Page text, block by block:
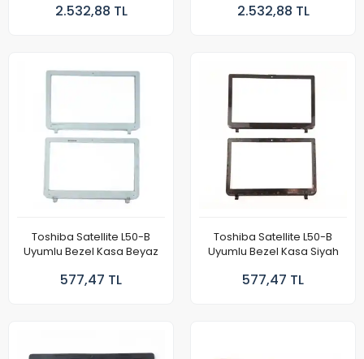
2.532,88 TL 2.532,88 TL
Toshiba Satellite L50-B
Uyumlu Bezel Kasa Beyaz
577,47 TL
Toshiba Satellite L50-B
Uyumlu Bezel Kasa Siyah
577,47 TL